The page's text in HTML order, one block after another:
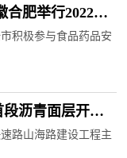
合肥举行2022安
积极参与食品药品安
沥青面层开始
路山海路建设工程主